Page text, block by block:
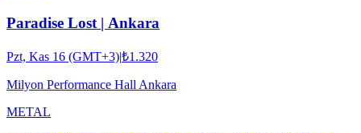
Paradise Lost | Ankara
Pzt, Kas 16 (GMT+3)|₺1.320
Milyon Performance Hall Ankara
METAL